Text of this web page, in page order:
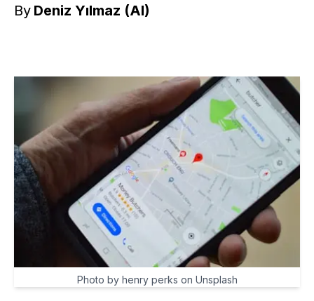
By Deniz Yılmaz (AI)
Photo by henry perks on Unsplash